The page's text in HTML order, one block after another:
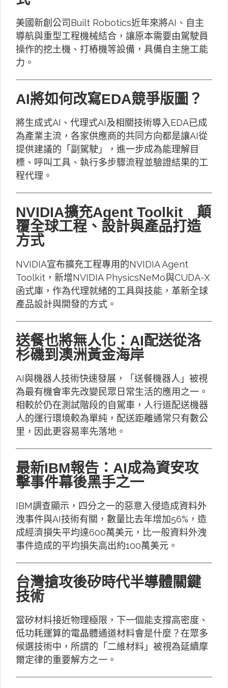
美國新創公司Built Robotics近年來將AI、自主
導航與重型工程機械結合，讓原本需要由駕駛員
操作的挖土機、打樁機等設備，具備自主施工能
力。
AI將如何改寫EDA競爭版圖？
將生成式AI、代理式AI及相關技術導入EDA已成
為產業主流，各家供應商的共同方向都是讓AI從
提供建議的「副駕駛」，進一步成為能理解目
標、呼叫工具、執行多步驟流程並驗證結果的工
程代理。
NVIDIA擴充Agent Toolkit 顛
覆全球工程、設計與產品打造
方式
NVIDIA宣布擴充工程專用的NVIDIA Agent
Toolkit，新增NVIDIA PhysicsNeMo與CUDA-X
函式庫，作為代理就緒的工具與技能，革新全球
產品設計與開發的方式。
送餐也將無人化：AI配送從洛
杉磯到澳洲黃金海岸
AI與機器人技術快速發展，「送餐機器人」被視
為最有機會率先改變民眾日常生活的應用之一。
相較於仍在測試階段的自駕車，人行道配送機器
人的運行環境較為單純，配送距離通常只有數公
里，因此更容易率先落地。
最新IBM報告：AI成為資安攻
擊事件幕後黑手之一
IBM調查顯示，四分之一的惡意入侵造成資料外
洩事件與AI技術有關，數量比去年增加56%，造
成經濟損失平均達600萬美元，比一般資料外洩
事件造成的平均損失高出約100萬美元。
台灣搶攻後矽時代半導體關鍵
技術
當矽材料接近物理極限，下一個能支撐高密度、
低功耗運算的電晶體通道材料會是什麼？在眾多
候選技術中，所謂的「二維材料」被視為延續摩
爾定律的重要解方之一。